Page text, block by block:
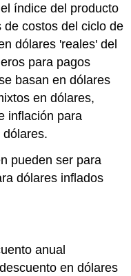
índice del producto
de costos del ciclo de
dólares 'reales' del
para pagos
basan en dólares
en dólares,
inflación para
pueden ser para
dólares inflados
anual
en dólares